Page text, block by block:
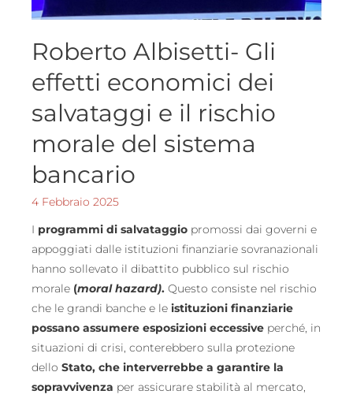
Roberto Albisetti- Gli
effetti economici dei
salvataggi e il rischio
morale del sistema
bancario
4 Febbraio 2025
I programmi di salvataggio promossi dai governi e
appoggiati dalle istituzioni finanziarie sovranazionali
hanno sollevato il dibattito pubblico sul rischio
morale (moral hazard). Questo consiste nel rischio
che le grandi banche e leistituzioni finanziarie
possano assumere esposizioni eccessive perché, in
situazioni di crisi, conterebbero sulla protezione
delloStato, che interverrebbe a garantire la
sopravvivenza per assicurare stabilità al mercato,